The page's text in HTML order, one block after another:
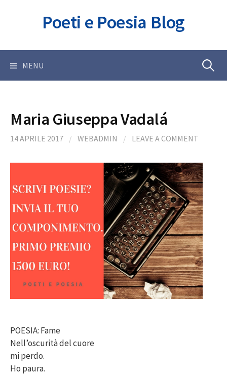
Poeti e Poesia Blog
MENU Ricerca
Maria Giuseppa Vadalá
14 APRILE 2017 / WEBADMIN / LEAVE A COMMENT
POESIA: Fame
Nell’oscurità del cuore
mi perdo.
Ho paura.